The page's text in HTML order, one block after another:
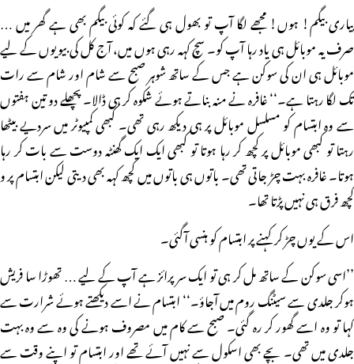
پیاری بیگم! ہوں! مجھے لگا آپ تو بھول ہی گئے کہ کوئی بیگم بھی ہے گھر میں …
صرف یہ موبائل ہی یاد رہا آپ کو۔ سچ کہہ رہی ہوں میں، آج کل کی بیویوں کے لیے
موبائل ہی ان کی سوکن ہے جس کے ساتھ شوہر صبح سے شام اور شام سے رات
تک لگا رہتا ہے۔‘‘ غافرہ نے منہ بناتے ہوئے شکوہ کر ہی ڈالا۔ پچھلے دو تین ہفتوں
سے وہ ابتسام کو مسلسل موبائل پر ہی دیکھ رہی تھی۔ کبھی کمپیوٹر میں سردیے بیٹھا
رہتا تو کبھی موبائل پر کچھ کر رہا ہوتا تو کبھی ایک ایک گھنٹہ دوست سے بات کر رہا
ہوتا۔ غافرہ بہت چڑ جاتی تھی۔ باتوں ہی باتوں میں کچھ کہہ بھی دیتی لیکن ابتسام پر و
کچھ فرق ہی نہیں پڑتا تھا۔
اس کے یوں چڑ کر کہنے پر ابتسام کو ہنسی آگئی۔
’’اسی سوکن کے ساتھ مل کر ہی تو ایک سر پرائز ہے آپ کے لیے … تھوڑا سا فریش
ہوکر جلدی سے سیٹنگ روم میں آجاؤ۔‘‘ ابتسام نے اسے دیکھتے ہوئے شرارت سے
کہا تو وہ اسے گھور کر رہ گئی۔ صبح سے کام میں مصروف ہونے کی وہ سے وہ بہت
جلدی میں تھی۔ بچے بھی اسکول سے نہیں آئے تھے اور ابتسام تو اپنے وقت سے